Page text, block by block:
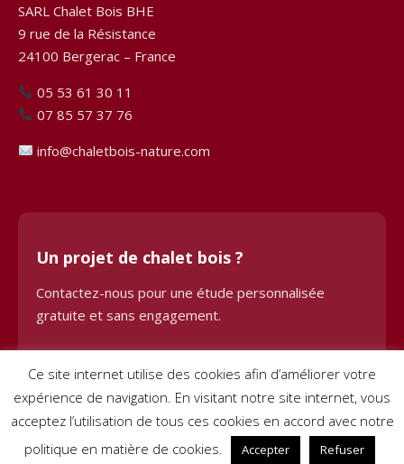
SARL Chalet Bois BHE
9 rue de la Résistance
24100 Bergerac – France
05 53 61 30 11
07 85 57 37 76
info@chaletbois-nature.com
Un projet de chalet bois ?
Contactez-nous pour une étude personnalisée
gratuite et sans engagement.
Demander une étude
Ce site internet utilise des cookies afin d’améliorer votre
expérience de navigation. En visitant notre site internet, vous
acceptez l’utilisation de tous ces cookies en accord avec notre
politique en matière de cookies.
Accepter Refuser